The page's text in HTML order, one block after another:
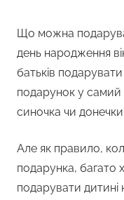
Що можна
день народження
батьків
подарунок у самий
синочка чи донечки.
Але як правило,
подарунка, багато
подарувати дитині